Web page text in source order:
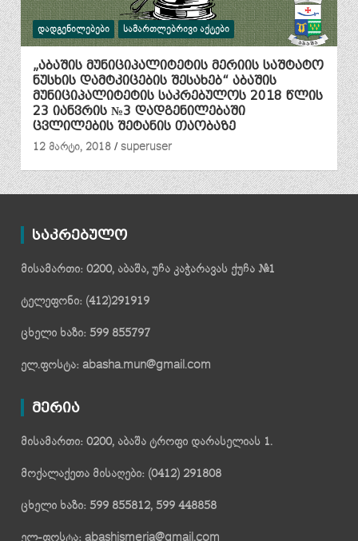
ᲓᲐᲓᲒᲔᲜᲘᲚᲔᲑᲔᲑᲘ ᲡᲐᲛᲐᲠᲗᲚᲔᲑᲠᲘᲕᲘ ᲐᲥᲢᲔᲑᲘ
„აბაშის მუნიციპალიტეტის მერიის საშტატო
ნუსხის დამტკიცების შესახებ“ აბაშის
მუნიციპალიტეტის საკრებულოს 2018 წლის
23 იანვრის №3 დადგენილებაში
ცვლილების შეტანის თაობაზე
12 მარტი, 2018
superuser
საკრებულო
მისამართი: 0200, აბაშა, უჩა კაჭარავას ქუჩა №1
ტელეფონი: (412)291919
ცხელი ხაზი: 599 855797
ელ.ფოსტა: abasha.mun@gmail.com
მერია
მისამართი: 0200, აბაშა ტროფი დარასელიას 1.
მოქალაქეთა მისაღები: (0412) 291808
ცხელი ხაზი: 599 855812, 599 448858
ელ-ფოსტა: abashismeria@gmail.com